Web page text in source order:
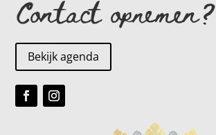
Contact opnemen?
Bekijk agenda